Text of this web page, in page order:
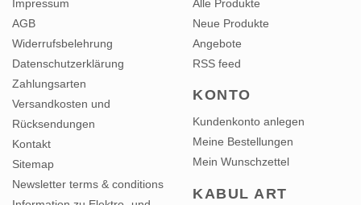
AGB
Widerrufsbelehrung
Datenschutzerklärung
Zahlungsarten
Versandkosten und
Rücksendungen
Kontakt
Sitemap
Newsletter terms & conditions
Information zu Elektro- und
Neue Produkte
Angebote
RSS feed
Kundenkonto anlegen
Meine Bestellungen
Mein Wunschzettel
GALERIE